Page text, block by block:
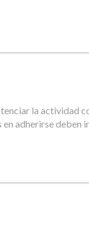
la actividad
adherirse deben